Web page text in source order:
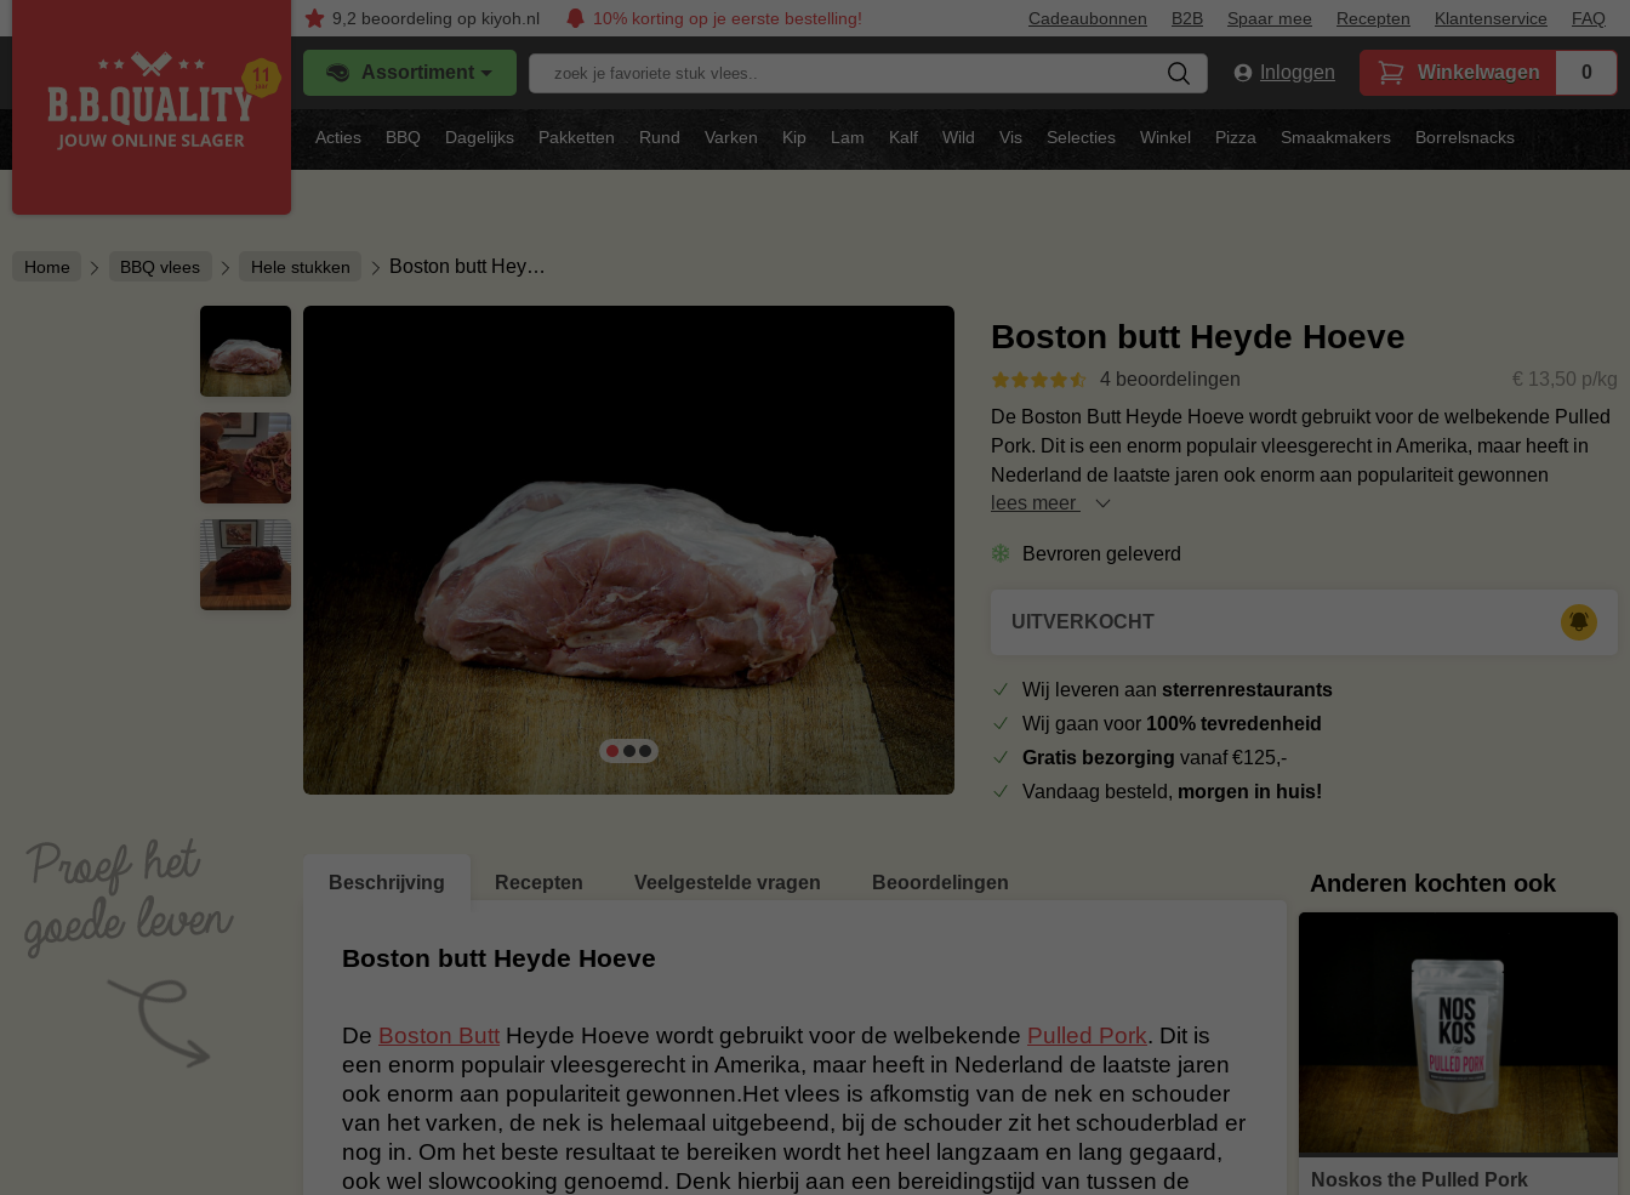
9,2 beoordelingop kiyoh.nl 10% korting op je eerste bestelling! Cadeaubonnen B2B Spaar mee Recepten Klantenservice FAQ
Assortiment
Zoek
stuk
vlees..
Inloggen Winkelwagen 0
Acties BBQ Dagelijks Pakketten Rund Varken Kip Lam Kalf Wild Vis Selecties Winkel Pizza Smaakmakers Borrelsnacks
Home BBQ vlees Hele stukken Boston butt Hey…
Boston butt Heyde Hoeve
4 beoordelingen
€ 13,50 p/kg
De Boston Butt Heyde Hoeve wordt gebruikt voor de welbekende Pulled
Pork. Dit is een enorm populair vleesgerecht in Amerika, maar heeft in
Nederland de laatste jaren ook enorm aan populariteit gewonnen
lees meer
Bevroren geleverd
UITVERKOCHT
Wij leveren aan sterrenrestaurants
Wij gaan voor 100% tevredenheid
Gratis bezorging vanaf €125,-
Vandaag besteld, morgen in huis!
Beschrijving Recepten Veelgestelde vragen Beoordelingen
Boston butt Heyde Hoeve
De Boston Butt Heyde Hoeve wordt gebruikt voor de welbekende Pulled Pork. Dit is
een enorm populair vleesgerecht in Amerika, maar heeft in Nederland de laatste jaren
ook enorm aan populariteit gewonnen.Het vlees is afkomstig van de nek en schouder
van het varken, de nek is helemaal uitgebeend, bij de schouder zit het schouderblad er
nog in. Om het beste resultaat te bereiken wordt het heel langzaam en lang gegaard,
ook wel slowcooking genoemd. Denk hierbij aan een bereidingstijd van tussen de
Anderen kochten ook
Noskos the Pulled Pork